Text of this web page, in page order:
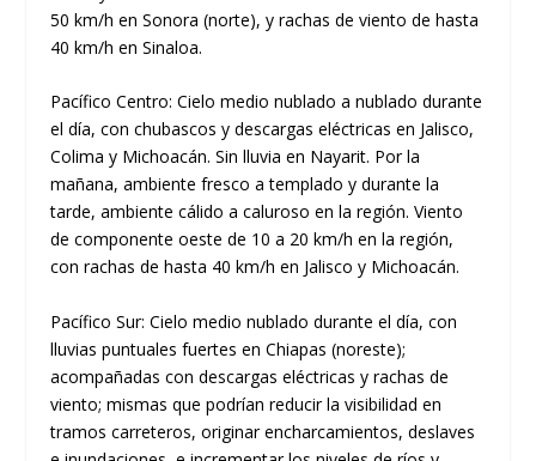
50 km/h en Sonora (norte), y rachas de viento de hasta
40 km/h en Sinaloa.
Pacífico Centro: Cielo medio nublado a nublado durante
el día, con chubascos y descargas eléctricas en Jalisco,
Colima y Michoacán. Sin lluvia en Nayarit. Por la
mañana, ambiente fresco a templado y durante la
tarde, ambiente cálido a caluroso en la región. Viento
de componente oeste de 10 a 20 km/h en la región,
con rachas de hasta 40 km/h en Jalisco y Michoacán.
Pacífico Sur: Cielo medio nublado durante el día, con
lluvias puntuales fuertes en Chiapas (noreste);
acompañadas con descargas eléctricas y rachas de
viento; mismas que podrían reducir la visibilidad en
tramos carreteros, originar encharcamientos, deslaves